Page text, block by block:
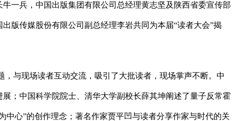
一兵，中国出版集团有限公司总经理黄志坚及陕西省委宣传部
版传媒股份有限公司副总经理李岩共同为本届“读者大会”揭
与现场读者互动交流，吸引了大批读者，现场掌声不断。中
；中国科学院院士、清华大学副校长薛其坤阐述了量子反常霍
心”的创作理念；著名作家贾平凹与读者分享作家与时代的关